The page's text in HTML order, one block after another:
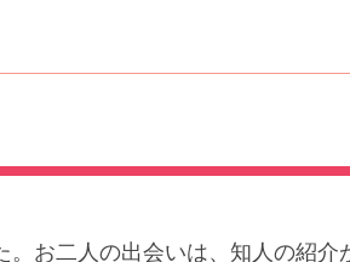
お二人の出会いは、知人の紹